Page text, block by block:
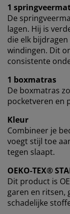
1
De
lagen. Hij is
die elk
windingen. Dit
consistente
1 boxmatras
De boxmatras
pocketveren en
Kleur
Combineer je
voegt stijl toe
tegen slaapt.
OEKO-TEX®
Dit product is
garen en ritsen,
schadelijke